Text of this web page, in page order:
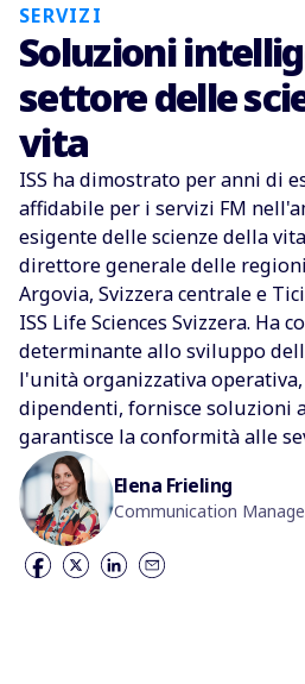
SERVIZI
Soluzioni
settore delle
vita
ISS ha dimostrato per anni di
affidabile per i servizi FM
esigente delle scienze della
direttore generale delle
Argovia, Svizzera centrale e
ISS Life Sciences Svizzera. Ha
determinante allo sviluppo
l'unità organizzativa operativa,
dipendenti, fornisce soluzioni
garantisce la conformità alle
Elena Frieling
Communication